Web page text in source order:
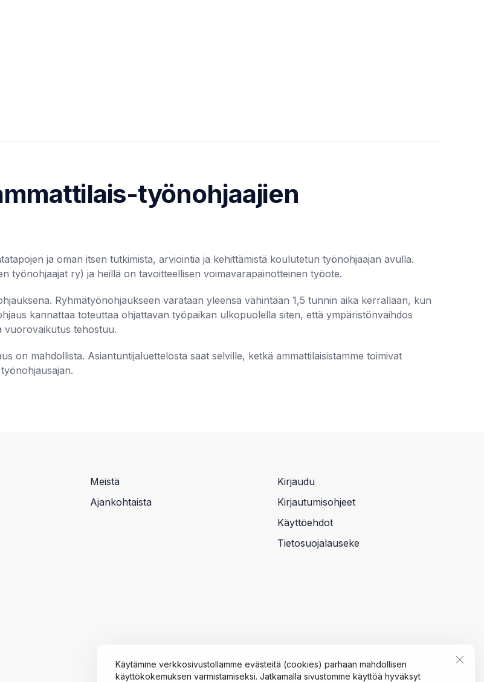
työnohjaajien
ja oman itsen tutkimista, arviointia ja kehittämistä koulutetun työnohjaajan avulla.
työnohjaajat ry) ja heillä on tavoitteellisen voimavarapainotteinen työote.
Ryhmätyönohjaukseen varataan yleensä vähintään 1,5 tunnin aika kerrallaan, kun
kannattaa toteuttaa ohjattavan työpaikan ulkopuolella siten, että ympäristönvaihdos
vuorovaikutus tehostuu.
on mahdollista. Asiantuntijaluettelosta saat selville, ketkä ammattilaisistamme toimivat
Käytämme verkkosivustollamme evästeitä (cookies) parhaan mahdollisen
käyttökokemuksen varmistamiseksi. Jatkamalla sivustomme käyttöä hyväksyt
Meistä
Ajankohtaista
Kirjaudu
Kirjautumisohjeet
Käyttöehdot
Tietosuojalauseke